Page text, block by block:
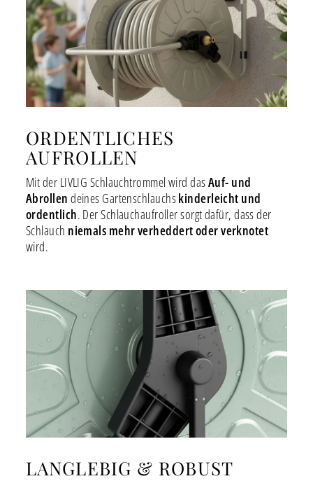
ORDENTLICHES
AUFROLLEN
Mit der LIVLIG Schlauchtrommel wird dasAuf- und
Abrollen deines Gartenschlauchskinderleicht und
ordentlich. Der Schlauchaufroller sorgt dafür, dass der
Schlauch niemals mehr verheddert oder verknotet
wird.
LANGLEBIG & ROBUST